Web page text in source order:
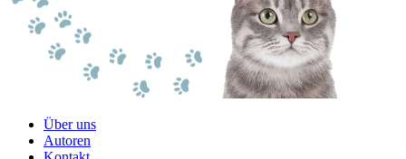
Über uns
Autoren